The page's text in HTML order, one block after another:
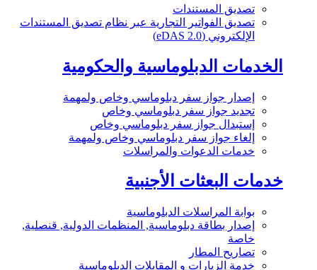
تصديق المستندات
تصديق الفواتير التجارية عبر نظام تصديق المستندات
الإلكتروني (eDAS 2.0)
الخدمات الدبلوماسية والحكومية
إصدار جواز سفر دبلوماسي وخاص ولمهمة
تجديد جواز سفر دبلوماسي وخاص
إستبدال جواز سفر دبلوماسي وخاص
إلغاء جواز سفر دبلوماسي وخاص ولمهمة
خدمات الدعوات والمراسلات
خدمات البعثات الأجنبية
بوابة المراسلات الدبلوماسية
إصدار بطاقة دبلوماسية, المنظمات الدولية, قنصلية,
خاصة
تصاريح المطار
خدمة الزيارات و المقابلات الدبلوماسية